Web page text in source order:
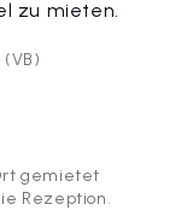
zu mieten.
gemietet
Rezeption.